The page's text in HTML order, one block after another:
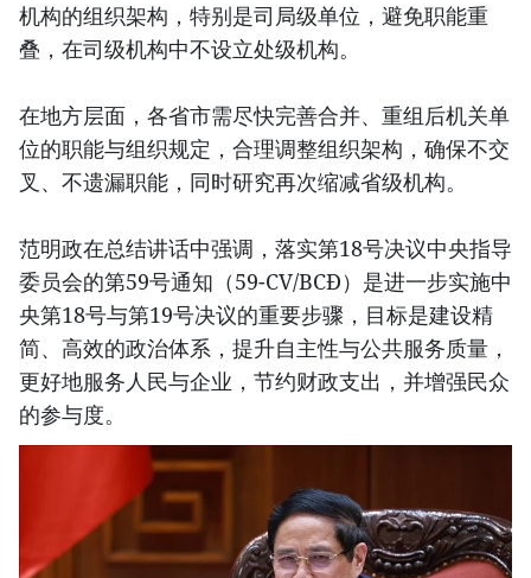
机构的组织架构，特别是司局级单位，避免职能重
叠，在司级机构中不设立处级机构。
在地方层面，各省市需尽快完善合并、重组后机关单
位的职能与组织规定，合理调整组织架构，确保不交
叉、不遗漏职能，同时研究再次缩减省级机构。
范明政在总结讲话中强调，落实第18号决议中央指导
委员会的第59号通知（59-CV/BCĐ）是进一步实施中
央第18号与第19号决议的重要步骤，目标是建设精
简、高效的政治体系，提升自主性与公共服务质量，
更好地服务人民与企业，节约财政支出，并增强民众
的参与度。